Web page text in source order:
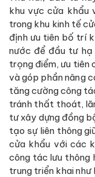
khu vực cửa khẩu
trong khu kinh tế
định ưu tiên bố trí
nước để đầu tư
trọng điểm, ưu tiên
và góp phần nâng
tăng cường công
tránh thất thoát,
tư xây dựng đồng
tạo sự liên thông
cửa khẩu với các
công tác lưu thông
trung triển khai như